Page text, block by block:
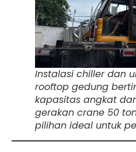
Instalasi chiller dan
rooftop gedung
kapasitas angkat
gerakan crane 50
pilihan ideal untuk